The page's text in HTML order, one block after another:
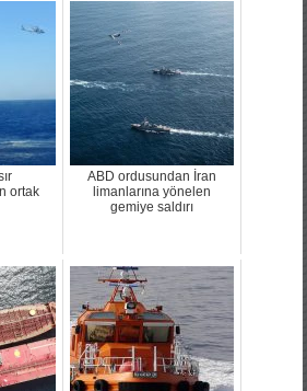
ortak
ABD ordusundan İran
limanlarına yönelen
gemiye saldırı